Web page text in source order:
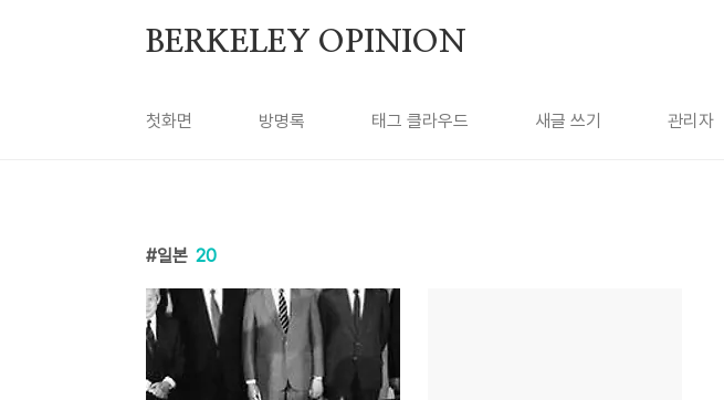
BERKELEY OPINION
첫화면 방명록 태그 클라우드 새글 쓰기 관리자
일본 20